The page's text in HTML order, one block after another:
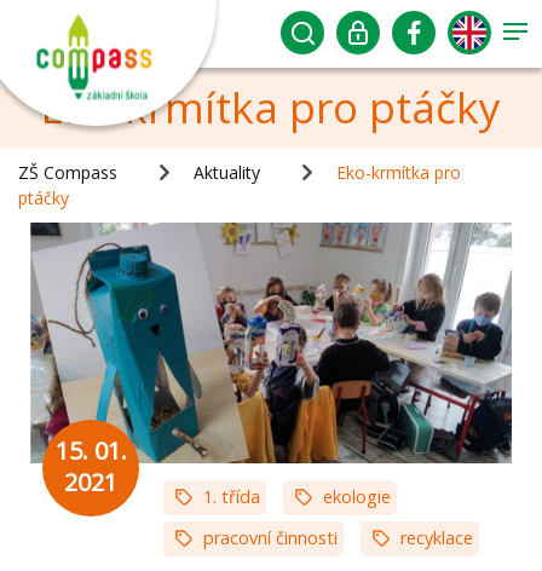
Eko-krmítka pro ptáčky
ZŠ Compass Aktuality
Eko-krmítka pro
ptáčky
15. 01.
2021
1. třída
ekologie
pracovní činnosti
recyklace